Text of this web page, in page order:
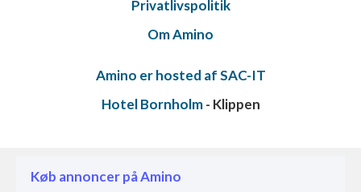
Privatlivspolitik
Om Amino
Amino er hosted af SAC-IT
Hotel Bornholm- Klippen
Køb annoncer på Amino